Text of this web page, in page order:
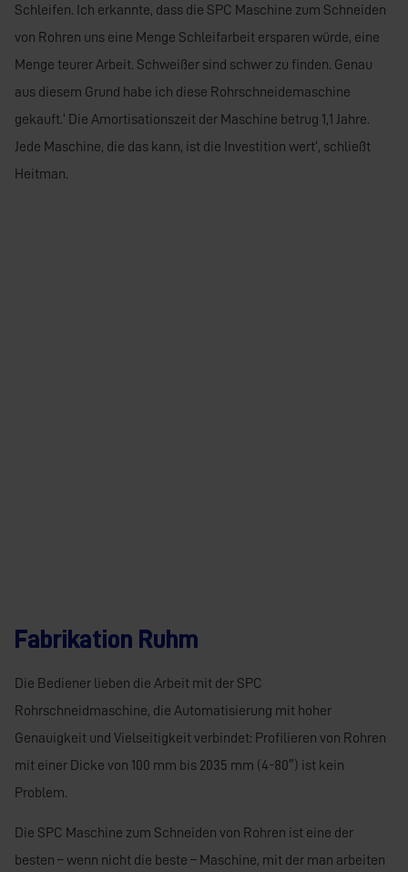
Schleifen. Ich erkannte, dass die SPC Maschine zum Schneiden
von Rohren uns eine Menge Schleifarbeit ersparen würde, eine
Menge teurer Arbeit. Schweißer sind schwer zu finden. Genau
aus diesem Grund habe ich diese Rohrschneidemaschine
gekauft.‘ Die Amortisationszeit der Maschine betrug 1,1 Jahre.
Jede Maschine, die das kann, ist die Investition wert‘, schließt
Heitman.
Fabrikation Ruhm
Die Bediener lieben die Arbeit mit der SPC
Rohrschneidmaschine, die Automatisierung mit hoher
Genauigkeit und Vielseitigkeit verbindet: Profilieren von Rohren
mit einer Dicke von 100 mm bis 2035 mm (4-80″) ist kein
Problem.
Die SPC Maschine zum Schneiden von Rohren ist eine der
besten – wenn nicht die beste – Maschine, mit der man arbeiten